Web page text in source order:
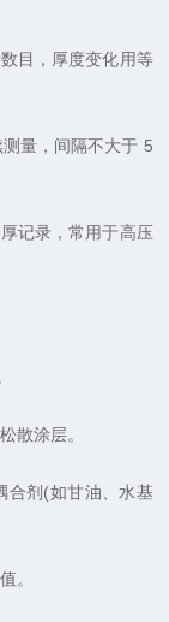
目，厚度变化用等
量，间隔不大于 5
记录，常用于高压
散涂层。
剂(如甘油、水基
。